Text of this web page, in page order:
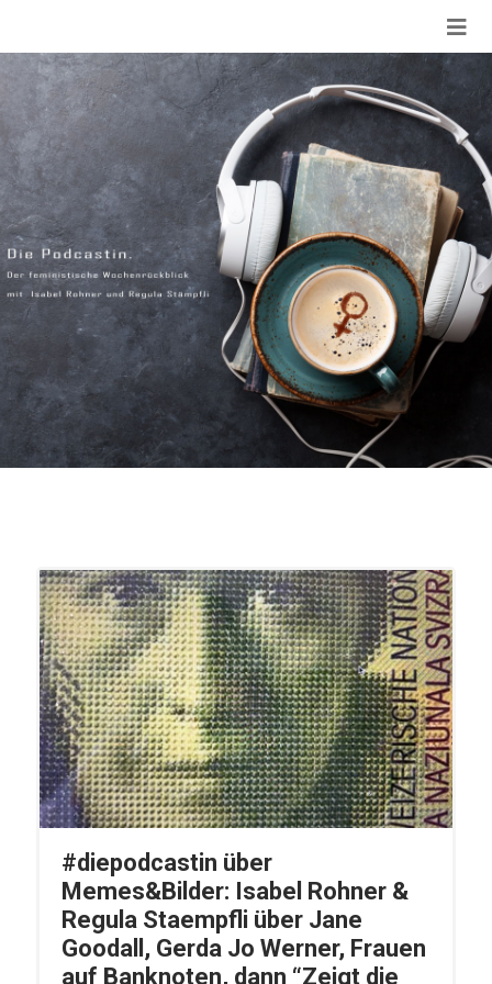
#diepodcastin über
Memes&Bilder: Isabel Rohner &
Regula Staempfli über Jane
Goodall, Gerda Jo Werner, Frauen
auf Banknoten, dann “Zeigt die